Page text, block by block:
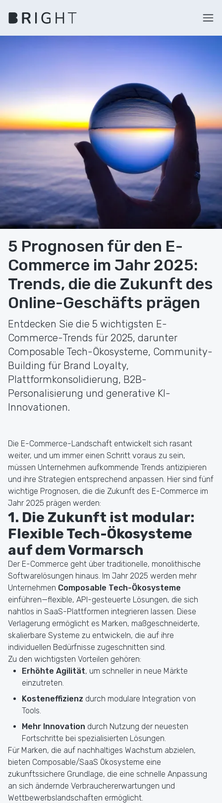
5 Prognosen für den E-
Commerce im Jahr 2025:
Trends, die die Zukunft des
Online-Geschäfts prägen
Entdecken Sie die 5 wichtigsten E-
Commerce-Trends für 2025, darunter
Composable Tech-Ökosysteme, Community-
Building für Brand Loyalty,
Plattformkonsolidierung, B2B-
Personalisierung und generative KI-
Innovationen.
Die E-Commerce-Landschaft entwickelt sich rasant
weiter, und um immer einen Schritt voraus zu sein,
müssen Unternehmen aufkommende Trends antizipieren
und ihre Strategien entsprechend anpassen. Hier sind fünf
wichtige Prognosen, die die Zukunft des E-Commerce im
Jahr 2025 prägen werden:
1. Die Zukunft ist modular:
Flexible Tech-Ökosysteme
auf dem Vormarsch
Der E-Commerce geht über traditionelle, monolithische
Softwarelösungen hinaus. Im Jahr 2025 werden mehr
Unternehmen Composable Tech-Ökosysteme
einführen—flexible, API-gesteuerte Lösungen, die sich
nahtlos in SaaS-Plattformen integrieren lassen. Diese
Verlagerung ermöglicht es Marken, maßgeschneiderte,
skalierbare Systeme zu entwickeln, die auf ihre
individuellen Bedürfnisse zugeschnitten sind.
Zu den wichtigsten Vorteilen gehören:
Erhöhte Agilität, um schneller in neue Märkte
einzutreten.
Kosteneffizienz durch modulare Integration von
Tools.
Mehr Innovation durch Nutzung der neuesten
Fortschritte bei spezialisierten Lösungen.
Für Marken, die auf nachhaltiges Wachstum abzielen,
bieten Composable/SaaS Ökosysteme eine
zukunftssichere Grundlage, die eine schnelle Anpassung
an sich ändernde Verbrauchererwartungen und
Wettbewerbslandschaften ermöglicht.